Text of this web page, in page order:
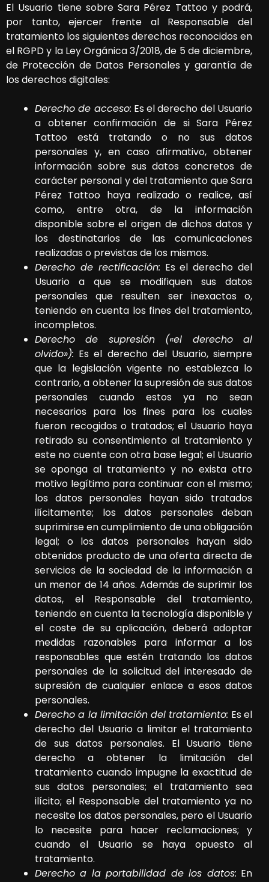
El Usuario tiene sobreSara Pérez Tattooy podrá,
por tanto, ejercer frente al Responsable del
tratamiento los siguientes derechos reconocidos en
el RGPD y la Ley Orgánica 3/2018, de 5 de diciembre,
de Protección de Datos Personales y garantía de
los derechos digitales:
Derecho de acceso: Es el derecho del Usuario
a obtener confirmación de siSara Pérez
Tattoo está tratando o no sus datos
personales y, en caso afirmativo, obtener
información sobre sus datos concretos de
carácter personal y del tratamiento queSara
Pérez Tattoo haya realizado o realice, así
como, entre otra, de la información
disponible sobre el origen de dichos datos y
los destinatarios de las comunicaciones
realizadas o previstas de los mismos.
Derecho de rectificación: Es el derecho del
Usuario a que se modifiquen sus datos
personales que resulten ser inexactos o,
teniendo en cuenta los fines del tratamiento,
incompletos.
Derecho de supresión («el derecho al
olvido»): Es el derecho del Usuario, siempre
que la legislación vigente no establezca lo
contrario, a obtener la supresión de sus datos
personales cuando estos ya no sean
necesarios para los fines para los cuales
fueron recogidos o tratados; el Usuario haya
retirado su consentimiento al tratamiento y
este no cuente con otra base legal; el Usuario
se oponga al tratamiento y no exista otro
motivo legítimo para continuar con el mismo;
los datos personales hayan sido tratados
ilícitamente; los datos personales deban
suprimirse en cumplimiento de una obligación
legal; o los datos personales hayan sido
obtenidos producto de una oferta directa de
servicios de la sociedad de la información a
un menor de 14 años. Además de suprimir los
datos, el Responsable del tratamiento,
teniendo en cuenta la tecnología disponible y
el coste de su aplicación, deberá adoptar
medidas razonables para informar a los
responsables que estén tratando los datos
personales de la solicitud del interesado de
supresión de cualquier enlace a esos datos
personales.
Derecho a la limitación del tratamiento: Es el
derecho del Usuario a limitar el tratamiento
de sus datos personales. El Usuario tiene
derecho a obtener la limitación del
tratamiento cuando impugne la exactitud de
sus datos personales; el tratamiento sea
ilícito; el Responsable del tratamiento ya no
necesite los datos personales, pero el Usuario
lo necesite para hacer reclamaciones; y
cuando el Usuario se haya opuesto al
tratamiento.
Derecho a la portabilidad de los datos: En